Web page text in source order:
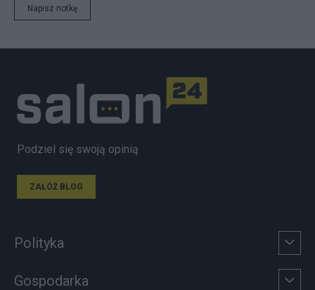
Napisz notkę
Podziel się swoją opinią
ZAŁÓŻ BLOG
Polityka
Gospodarka